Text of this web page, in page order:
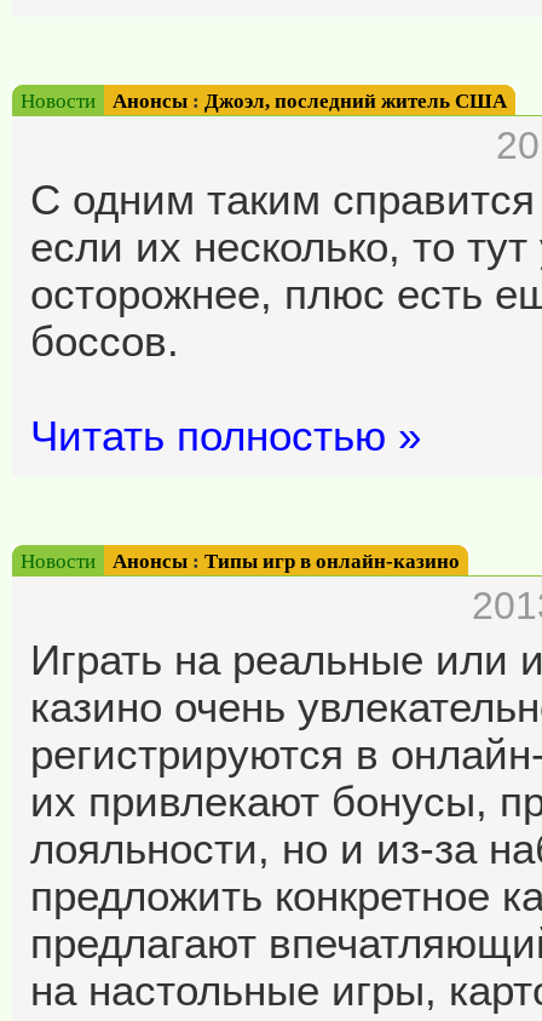
Новости Анонсы : Джоэл, последний житель США
С одним таким
если их несколько, то
осторожнее, плюс есть
боссов.
Читать полностью »
Новости Анонсы : Типы игр в онлайн-казино
Играть на реальные или
казино очень
регистрируются в
их привлекают бонусы,
лояльности, но и из-за
предложить конкретное
предлагают
на настольные игры,